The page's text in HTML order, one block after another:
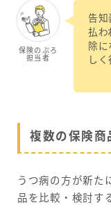
保険のぷろ
担当者
告知
払わ
除
し
複数の保険商
うつ病の方が新た
品を比較・検討す